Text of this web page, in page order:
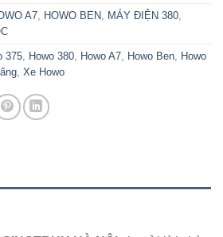
A7 HOWO BEN MÁY ĐIỆN 380
375 Howo 380 Howo A7 Howo Ben Howo
Xe Howo